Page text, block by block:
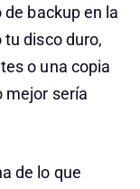
backup en la
tu disco duro,
o una copia
mejor sería
de lo que